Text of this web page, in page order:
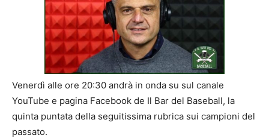
Venerdì alle ore 20:30 andrà in onda su sul canale
YouTube e pagina Facebook de Il Bar del Baseball, la
quinta puntata della seguitissima rubrica sui campioni del
passato.